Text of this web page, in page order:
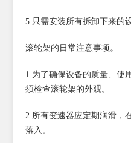
5.只需安装所有拆卸下来的
滚轮架的日常注意事项。
1.为了确保设备的质量、使
须检查滚轮架的外观。
2.所有变速器应定期润滑，
落入。